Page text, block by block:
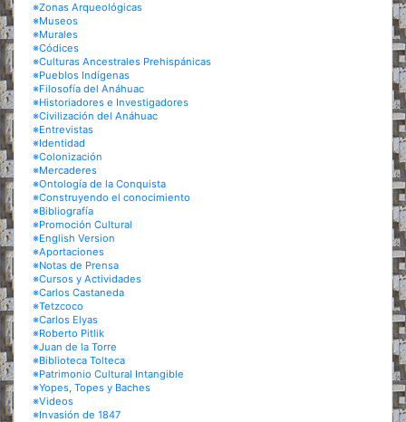
※Zonas Arqueológicas
※Museos
※Murales
※Códices
※Culturas Ancestrales Prehispánicas
※Pueblos Indígenas
※Filosofía del Anáhuac
※Historiadores e Investigadores
※Civilización del Anáhuac
※Entrevistas
※Identidad
※Colonización
※Mercaderes
※Ontología de la Conquista
※Construyendo el conocimiento
※Bibliografía
※Promoción Cultural
※English Version
※Aportaciones
※Notas de Prensa
※Cursos y Actividades
※Carlos Castaneda
※Tetzcoco
※Carlos Elyas
※Roberto Pitlik
※Juan de la Torre
※Biblioteca Tolteca
※Patrimonio Cultural Intangible
※Yopes, Topes y Baches
※Videos
※Invasión de 1847